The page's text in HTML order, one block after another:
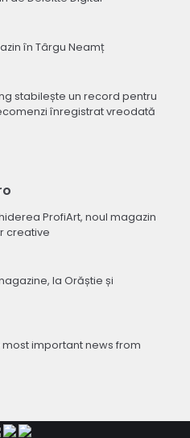
în Târgu Neamț
stabilește un record pentru
înregistrat vreodată
ProfiArt, noul magazin
creative
la Orăștie și
most important news from